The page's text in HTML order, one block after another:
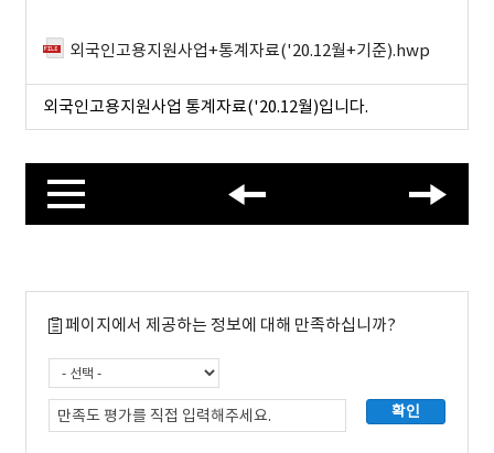
외국인고용지원사업+통계자료('20.12월+기준).hwp
외국인고용지원사업 통계자료('20.12월)입니다.
페이지에서 제공하는 정보에 대해 만족하십니까?